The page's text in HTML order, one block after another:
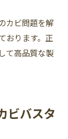
カビ問題を解
おります。正
て高品質な製
ビバスタ